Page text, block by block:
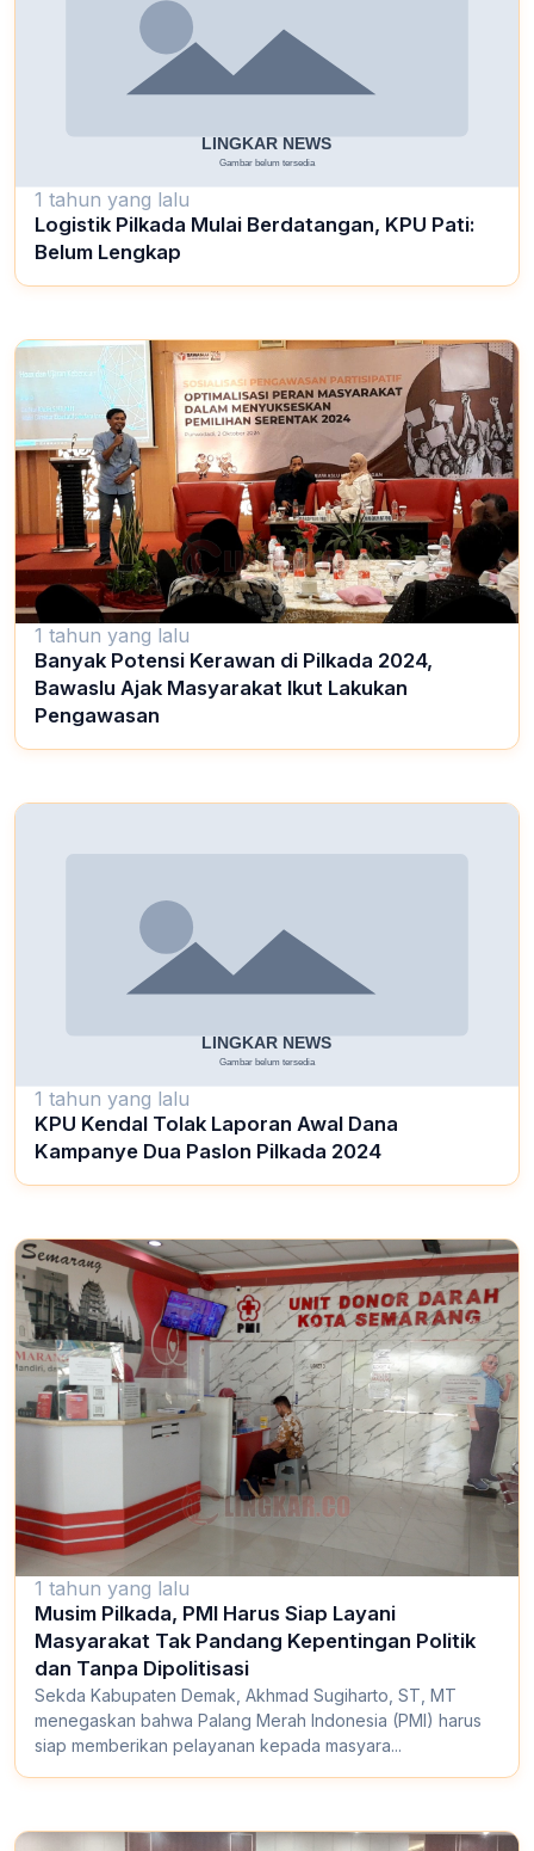
1 tahun yang lalu
Logistik Pilkada Mulai Berdatangan, KPU Pati:
Belum Lengkap
1 tahun yang lalu
Banyak Potensi Kerawan di Pilkada 2024,
Bawaslu Ajak Masyarakat Ikut Lakukan
Pengawasan
1 tahun yang lalu
KPU Kendal Tolak Laporan Awal Dana
Kampanye Dua Paslon Pilkada 2024
1 tahun yang lalu
Musim Pilkada, PMI Harus Siap Layani
Masyarakat Tak Pandang Kepentingan Politik
dan Tanpa Dipolitisasi
Sekda Kabupaten Demak, Akhmad Sugiharto, ST, MT
menegaskan bahwa Palang Merah Indonesia (PMI) harus
siap memberikan pelayanan kepada masyara...